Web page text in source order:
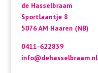
de Hasselbraam
Sportlaantje 8
5076 AM Haaren (NB)
0411-622839
info@dehasselbraam.nl